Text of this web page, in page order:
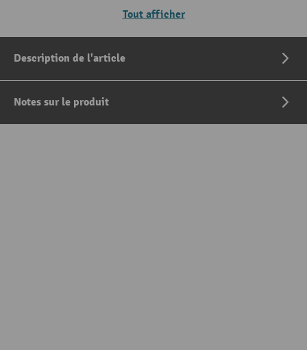
Tout afficher
Description de l'article
Notes sur le produit